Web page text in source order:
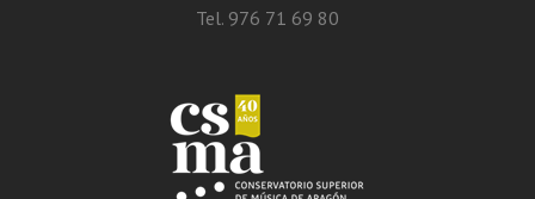
Tel. 976 71 69 80